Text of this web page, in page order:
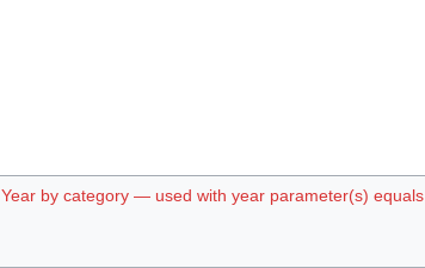
Year by category — used with year parameter(s)